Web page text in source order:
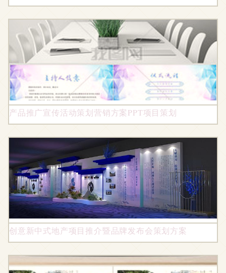
产品推广宣传活动策划营销方案PPT项目策划
创意新中式地产项目推介暨品牌发布会策划方案